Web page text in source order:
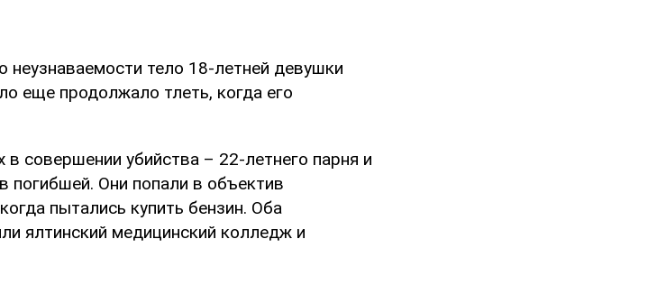
тело 18-летней девушки
еще продолжало тлеть, когда его
совершении убийства – 22-летнего парня и
погибшей. Они попали в объектив
пытались купить бензин. Оба
ялтинский медицинский колледж и